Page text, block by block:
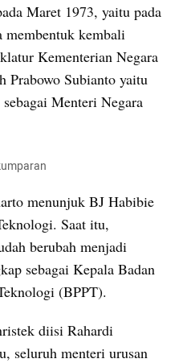
Maret 1973, yaitu pada
kembali
Kementerian Negara
Prabowo Subianto yaitu
Menteri Negara
menunjuk BJ Habibie
Saat itu,
berubah menjadi
sebagai Kepala Badan
(BPPT).
diisi Rahardi
seluruh menteri urusan